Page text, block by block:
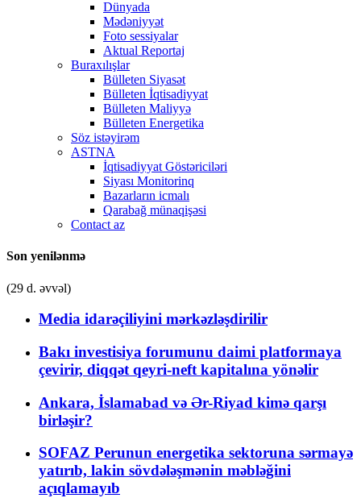
Dünyada
Mədəniyyət
Foto sessiyalar
Aktual Reportaj
Buraxılışlar
Bülleten Siyasət
Bülleten İqtisadiyyat
Bülleten Maliyyə
Bülleten Energetika
Söz istəyirəm
ASTNA
İqtisadiyyat Göstəriciləri
Siyası Monitorinq
Bazarların icmalı
Qarabağ münaqişəsi
Contact az
Son yenilənmə
(29 d. əvvəl)
Media idarəçiliyini mərkəzləşdirilir
Bakı investisiya forumunu daimi platformaya
çevirir, diqqət qeyri-neft kapitalına yönəlir
Ankara, İslamabad və Ər-Riyad kimə qarşı
birləşir?
SOFAZ Perunun energetika sektoruna sərmayə
yatırıb, lakin sövdələşmənin məbləğini
açıqlamayıb